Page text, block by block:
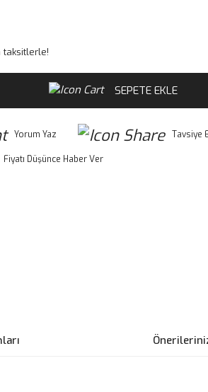
taksitlerle!
SEPETE EKLE
Yorum Yaz Tavsiye
Fiyatı Düşünce Haber Ver